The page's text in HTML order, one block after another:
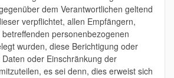
dem Verantwortlichen geltend
verpflichtet, allen Empfängern,
personenbezogenen
wurden, diese Berichtigung oder
oder Einschränkung der
es sei denn, dies erweist sich